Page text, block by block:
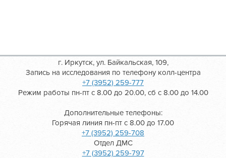
г. Иркутск, ул. Байкальская, 109,
Запись на исследования по телефону колл-центра
+7 (3952) 259-777
Режим работы пн-пт с 8.00 до 20.00, сб с 8.00 до 14.00
Дополнительные телефоны:
Горячая линия пн-пт с 8.00 до 17.00
+7 (3952) 259-708
Отдел ДМС
+7 (3952) 259-797